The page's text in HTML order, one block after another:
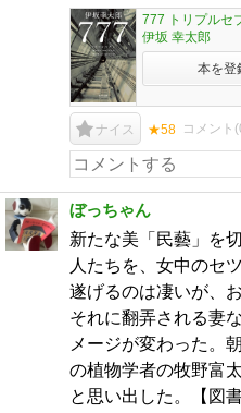
777 トリプルセ
伊坂 幸太郎
本を登
ナイス ★58 コメント(
ぼっちゃん
新たな美「民藝」を
人たちを、女中のセ
遂げるのは凄いが、
それに翻弄される妻
メージが変わった。
の植物学者の牧野富
と思い出した。【図書